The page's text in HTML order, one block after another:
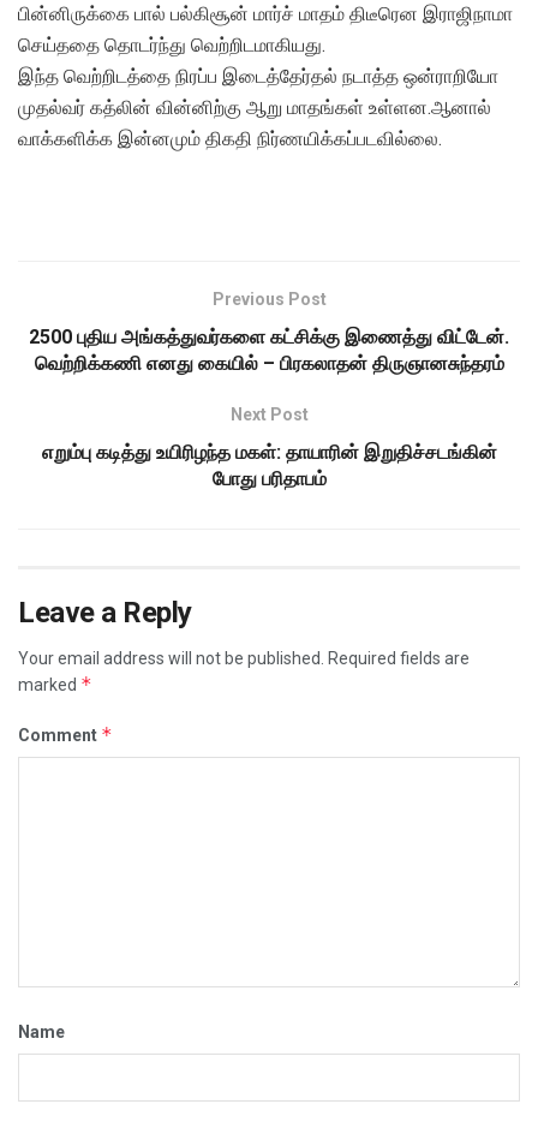
பின்னிருக்கை பால் பல்கிசூன் மார்ச் மாதம் திடீரென இராஜிநாமா
செய்ததை தொடர்ந்து வெற்றிடமாகியது.
இந்த வெற்றிடத்தை நிரப்ப இடைத்தேர்தல் நடாத்த ஒன்ராறியோ
முதல்வர் கத்லின் வின்னிற்கு ஆறு மாதங்கள் உள்ளன.ஆனால்
வாக்களிக்க இன்னமும் திகதி நிர்ணயிக்கப்படவில்லை.
Previous Post
2500 புதிய அங்கத்துவர்களை கட்சிக்கு இணைத்து விட்டேன்.
வெற்றிக்கணி எனது கையில் – பிரகலாதன் திருஞானசுந்தரம்
Next Post
எறும்பு கடித்து உயிரிழந்த மகள்: தாயாரின் இறுதிச்சடங்கின்
போது பரிதாபம்
Leave a Reply
Your email address will not be published.
Required fields are
marked *
Comment *
Name